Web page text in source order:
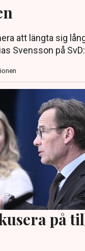
att längta sig
Svensson på
på